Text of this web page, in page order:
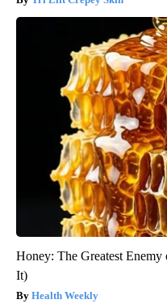
Honey: The Greatest
It)
Health Weekly